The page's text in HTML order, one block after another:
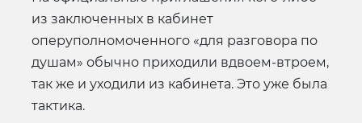
из заключенных в кабинет
оперуполномоченного «для разговора по
душам» обычно приходили вдвоем-втроем,
так же и уходили из кабинета. Это уже была
тактика.